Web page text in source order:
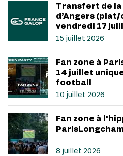
Transfert de la
d’Angers
vendredi 17
15 juillet 2026
Fan zone à
14 juillet
football
10 juillet 2026
Fan zone à
8 juillet 2026